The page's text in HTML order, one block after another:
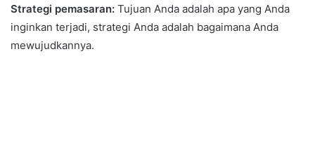
Strategi pemasaran: Tujuan Anda adalah apa yang Anda
inginkan terjadi, strategi Anda adalah bagaimana Anda
mewujudkannya.